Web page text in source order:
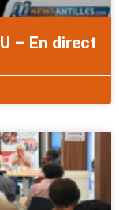
– En direct